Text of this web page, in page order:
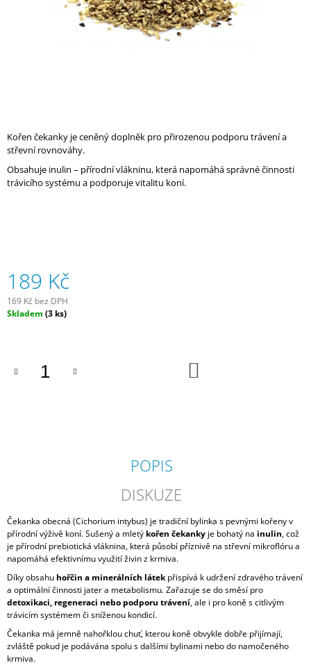
Kořen čekanky je ceněný doplněk pro přirozenou podporu trávení a
střevní rovnováhy.
Obsahuje inulin – přírodní vlákninu, která napomáhá správné činnosti
trávicího systému a podporuje vitalitu koní.
189 Kč
169 Kč bez DPH
Měrná
Skladem (3 ks)
POPIS
DISKUZE
Čekanka obecná (Cichorium intybus) je tradiční bylinka s pevnými kořeny v
přírodní výživě koní. Sušený a mletý kořen čekanky je bohatý na inulin, což
je přírodní prebiotická vláknina, která působí příznivě na střevní mikroflóru a
napomáhá efektivnímu využití živin z krmiva.
Díky obsahu hořčin a minerálních látekpřispívá k udržení zdravého trávení
a optimální činnosti jater a metabolismu. Zařazuje se do směsí pro
detoxikaci, regeneraci nebo podporu trávení, ale i pro koně s citlivým
trávicím systémem či sníženou kondicí.
Čekanka má jemně nahořklou chuť, kterou koně obvykle dobře přijímají,
zvláště pokud je podávána spolu s dalšími bylinami nebo do namočeného
krmiva.
R
U
Č
U